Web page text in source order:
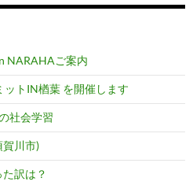
NARAHAご案内
ットIN楢葉 を開催します
社会学習
川市)
訳は？